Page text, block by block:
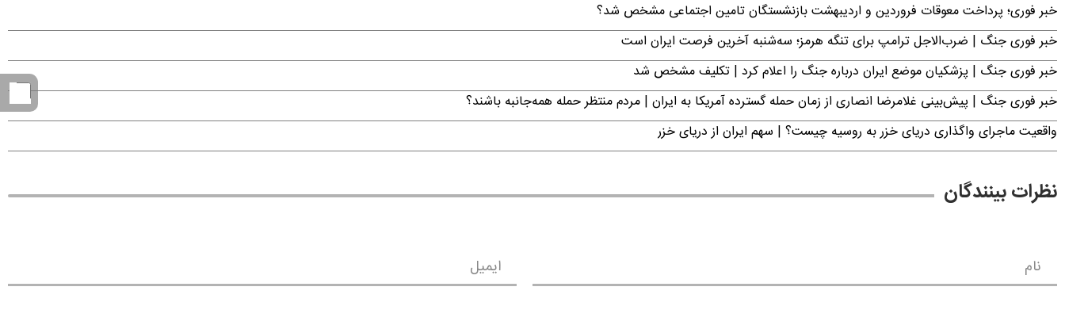
خبر فوری؛ پرداخت معوقات فروردین و اردیبهشت بازنشستگان تامین اجتماعی مشخص شد؟
خبر فوری جنگ | ضرب‌الاجل ترامپ برای تنگه هرمز؛ سه‌شنبه آخرین فرصت ایران است
خبر فوری جنگ | پزشکیان موضع ایران درباره جنگ را اعلام کرد | تکلیف مشخص شد
خبر فوری جنگ | پیش‌بینی غلامرضا انصاری از زمان حمله گسترده آمریکا به ایران | مردم منتظر حمله همه‌جانبه باشند؟
واقعیت ماجرای واگذاری دریای خزر به روسیه چیست؟ | سهم ایران از دریای خزر
نظرات بینندگان
نام ایمیل